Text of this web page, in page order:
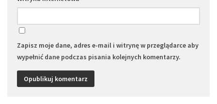
Zapisz moje dane, adres e-mail i witrynę w przeglądarce aby
wypełnić dane podczas pisania kolejnych komentarzy.